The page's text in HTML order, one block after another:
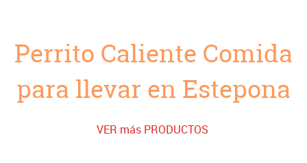
Perrito Caliente Comida
para llevar en Estepona
VER más PRODUCTOS